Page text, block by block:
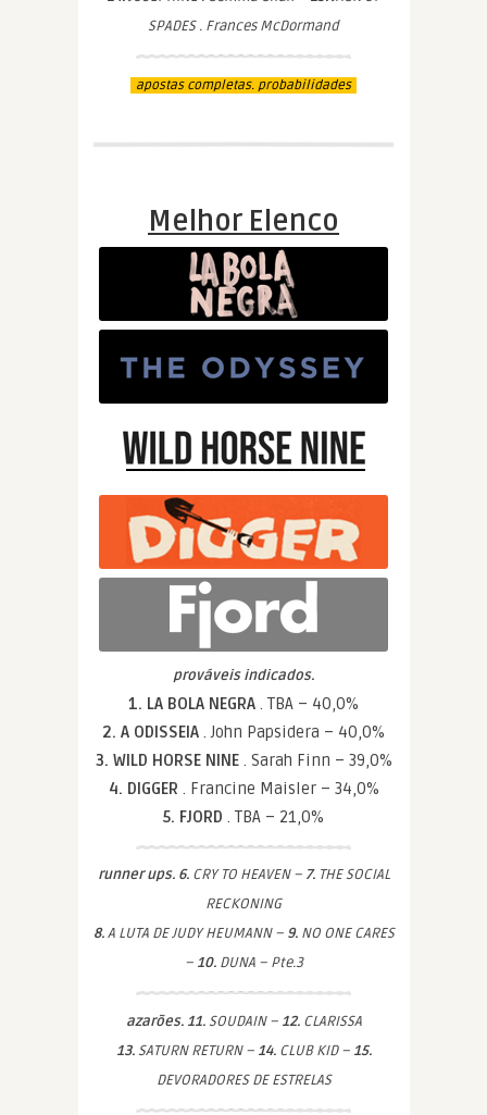
SPADES . Frances McDormand
apostas completas. probabilidades
Melhor Elenco
prováveis indicados.
1. LA BOLA NEGRA . TBA – 40,0%
2. A ODISSEIA . John Papsidera – 40,0%
3. WILD HORSE NINE . Sarah Finn – 39,0%
4. DIGGER . Francine Maisler – 34,0%
5. FJORD . TBA – 21,0%
runner ups. 6.CRY TO HEAVEN – 7.THE SOCIAL
RECKONING
8.A LUTA DE JUDY HEUMANN – 9.NO ONE CARES
– 10.DUNA – Pte.3
azarões. 11.SOUDAIN – 12.CLARISSA
13.SATURN RETURN – 14.CLUB KID – 15.
DEVORADORES DE ESTRELAS